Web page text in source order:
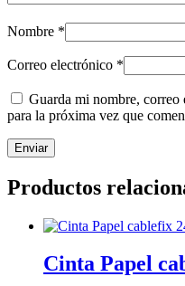
Nombre *
Correo electrónico *
Guarda mi nombre, correo
para la próxima vez que
Productos
Cinta Papel